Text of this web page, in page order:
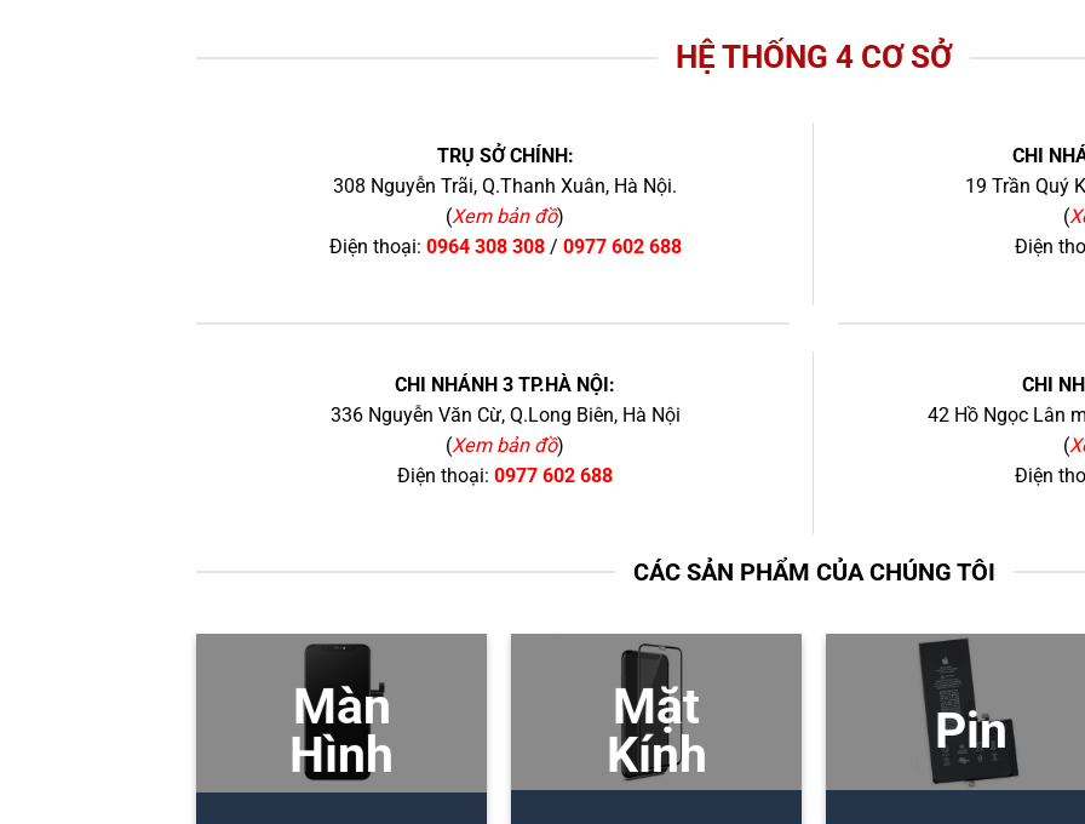
HỆ THỐNG 4 CƠ SỞ
TRỤ SỞ CHÍNH:
308 Nguyễn Trãi, Q.Thanh Xuân, Hà Nội.
(Xem bản đồ)
Điện thoại: 0964 308 308/ 0977 602 688
CHI
19 Trần Quý
(
Điện
CHI NHÁNH 3 TP.HÀ NỘI:
336 Nguyễn Văn Cừ, Q.Long Biên, Hà Nội
(Xem bản đồ)
Điện thoại: 0977 602 688
CHI
42 Hồ Ngọc Lân
(
Điện
CÁC SẢN PHẨM CỦA CHÚNG TÔI
Màn
Hình
Mặt
Kính
Pin